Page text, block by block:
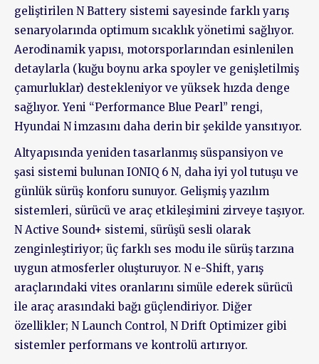
geliştirilen N Battery sistemi sayesinde farklı yarış
senaryolarında optimum sıcaklık yönetimi sağlıyor.
Aerodinamik yapısı, motorsporlarından esinlenilen
detaylarla (kuğu boynu arka spoyler ve genişletilmiş
çamurluklar) destekleniyor ve yüksek hızda denge
sağlıyor. Yeni “Performance Blue Pearl” rengi,
Hyundai N imzasını daha derin bir şekilde yansıtıyor.
Altyapısında yeniden tasarlanmış süspansiyon ve
şasi sistemi bulunan IONIQ 6 N, daha iyi yol tutuşu ve
günlük sürüş konforu sunuyor. Gelişmiş yazılım
sistemleri, sürücü ve araç etkileşimini zirveye taşıyor.
N Active Sound+ sistemi, sürüşü sesli olarak
zenginleştiriyor; üç farklı ses modu ile sürüş tarzına
uygun atmosferler oluşturuyor. N e-Shift, yarış
araçlarındaki vites oranlarını simüle ederek sürücü
ile araç arasındaki bağı güçlendiriyor. Diğer
özellikler; N Launch Control, N Drift Optimizer gibi
sistemler performans ve kontrolü artırıyor.